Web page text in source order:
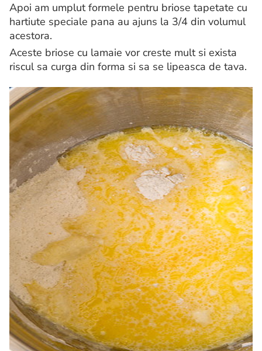
Apoi am umplut formele pentru briose tapetate cu
hartiute speciale pana au ajuns la 3/4 din volumul
acestora.
Aceste briose cu lamaie vor creste mult si exista
riscul sa curga din forma si sa se lipeasca de tava.